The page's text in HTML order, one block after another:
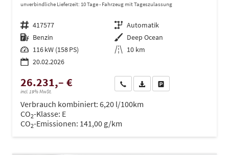
unverbindliche Lieferzeit: 10 Tage Fahrzeug mit Tageszulassung
Fahrzeugnr. 417577 Getriebe Automatik
Kraftstoff Benzin Außenfarbe Deep Ocean
Leistung 116 kW (158 PS) Kilometerstand 10 km
20.02.2026
26.231,– €
incl. 19% MwSt.
Wir rufen Sie anPDF-Datei, Fahrzeugexposé
Verbrauch kombiniert: 6,20 l/100km
CO2-Klasse: E
CO2-Emissionen: 141,00 g/km